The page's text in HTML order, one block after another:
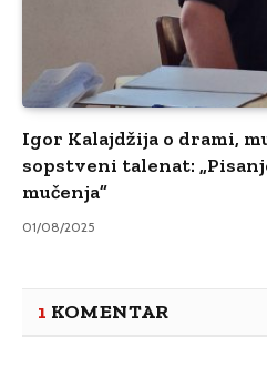
Igor Kalajdžija o drami,
sopstveni talenat:
mučenja”
01/08/2025
1 KOMENTAR